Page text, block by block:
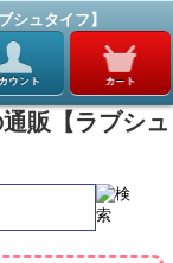
シュタイフ】